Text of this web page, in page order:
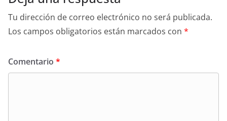
Tu dirección de correo electrónico no será publicada.
Los campos obligatorios están marcados con *
Comentario *